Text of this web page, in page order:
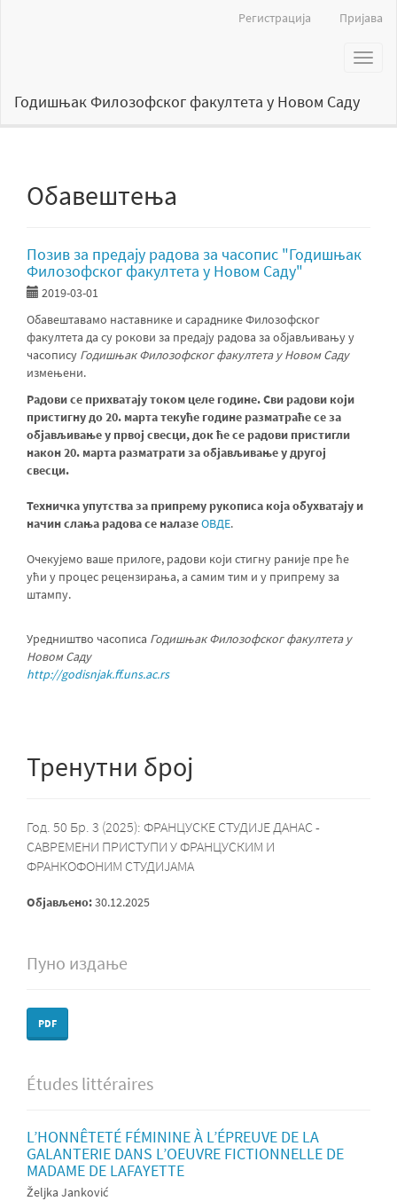
страна
Регистрација Пријава
Toggle
Годишњак Филозофског факултета у Новом Саду
Обавештења
Позив за предају радова за часопис "Годишњак
Филозофског факултета у Новом Саду"
2019-03-01
Обавештавамо наставнике и сараднике Филозофског
факултета да су рокови за предају радова за објављивању у
часопису Годишњак Филозофског факултета у Новом Саду
измењени.
Радови се прихватају током целе године. Сви радови који
пристигну до 20. марта текуће године разматраће се за
објављивање у првој свесци, док ће се радови пристигли
након 20. марта разматрати за објављивање у другој
свесци.
Техничка упутства за припрему рукописа која обухватају и
начин слања радова се налазеОВДЕ.
Очекујемо ваше прилоге, радови који стигну раније пре ће
ући у процес рецензирања, а самим тим и у припрему за
штампу.
Уредништво часописа Годишњак Филозофског факултета у
Новом Саду
http://godisnjak.ff.uns.ac.rs
Тренутни број
Год. 50 Бр. 3 (2025): ФРАНЦУСКЕ СТУДИЈЕ ДАНАС -
САВРЕМЕНИ ПРИСТУПИ У ФРАНЦУСКИМ И
ФРАНКОФОНИМ СТУДИЈАМА
Објављено:30.12.2025
Пуно издање
PDF
Études littéraires
L’HONNÊTETÉ FÉMININE À L’ÉPREUVE DE LA
GALANTERIE DANS L’OEUVRE FICTIONNELLE DE
MADAME DE LAFAYETTE
Željka Janković